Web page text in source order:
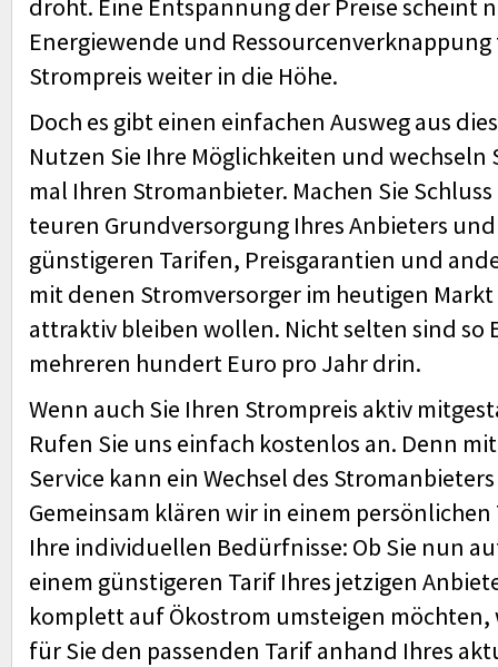
droht. Eine Entspannung der Preise scheint
Energiewende und
Strompreis weiter in die Höhe.
Doch es gibt einen einfachen Ausweg aus
Nutzen Sie Ihre Möglichkeiten und wechseln
mal Ihren Stromanbieter. Machen Sie
teuren Grund­ver­sorgung Ihres Anbieters
günstigeren Tarifen, Preisgarantien und
mit denen Stromversorger im heutigen
attraktiv bleiben wollen. Nicht selten sind so
mehreren hundert Euro pro Jahr drin.
Wenn auch Sie Ihren Strompreis aktiv
Rufen Sie uns einfach kostenlos an. Denn
Service kann ein Wechsel des
Gemeinsam klären wir in einem
Ihre individuellen Bedürfnisse: Ob Sie nun
einem günstigeren Tarif Ihres jetzigen
komplett auf Ökostrom umsteigen möchten,
für Sie den passenden Tarif anhand Ihres